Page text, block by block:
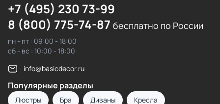
+7 (495) 230 73-99
8 (800) 775-74-87 бесплатно по России
пн - пт : 09:00 - 18:00
сб - вс : 10:00 - 18:00
info@basicdecor.ru
Популярные разделы
Люстры Бра Диваны Кресла